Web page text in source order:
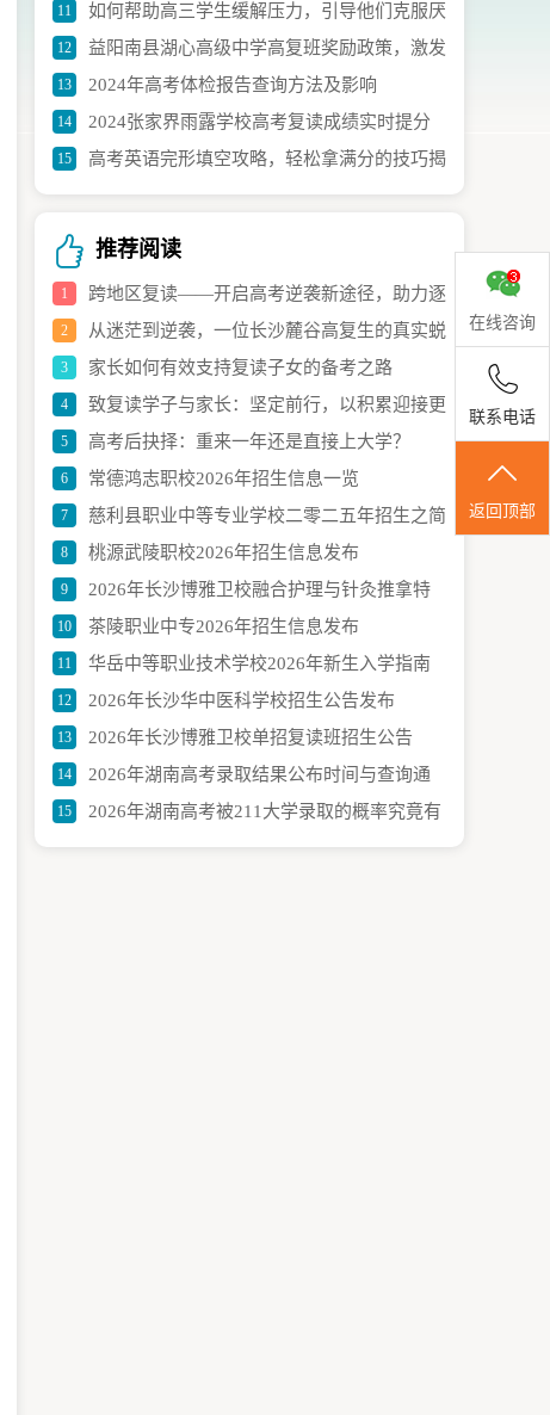
11
如何帮助高三学生缓解压力，引导他们克服厌
学情绪？
12
益阳南县湖心高级中学高复班奖励政策，激发
学生学习热情，提高学习积极性
13 2024年高考体检报告查询方法及影响
14
2024张家界雨露学校高考复读成绩实时提分
情况解析
15
高考英语完形填空攻略，轻松拿满分的技巧揭
秘！
推荐阅读
1
跨地区复读——开启高考逆袭新途径，助力逐
梦名校
2
从迷茫到逆袭，一位长沙麓谷高复生的真实蜕
变记
3 家长如何有效支持复读子女的备考之路
4
致复读学子与家长：坚定前行，以积累迎接更
美好的明天
5 高考后抉择：重来一年还是直接上大学？
6 常德鸿志职校2026年招生信息一览
7
慈利县职业中等专业学校二零二五年招生之简
章详情
8 桃源武陵职校2026年招生信息发布
9
2026年长沙博雅卫校融合护理与针灸推拿特
色班招生启动
10 茶陵职业中专2026年招生信息发布
11 华岳中等职业技术学校2026年新生入学指南
12 2026年长沙华中医科学校招生公告发布
13 2026年长沙博雅卫校单招复读班招生公告
14
2026年湖南高考录取结果公布时间与查询通
道 投档后何时能查到
15
2026年湖南高考被211大学录取的概率究竟有
多少？
在线咨询
联系电话
返回顶部